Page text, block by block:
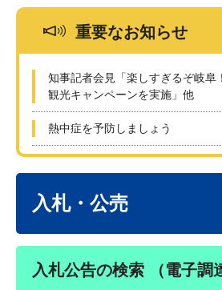
重要なお知らせ
知事記者会見「楽しすぎるぞ岐阜
観光キャンペーンを実施」他
熱中症を予防しましょう
入札・公売
入札公告の検索 （電子調